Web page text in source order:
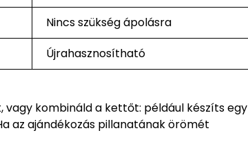
Nincs szükség ápolásra
Újrahasznosítható
vagy kombináld a kettőt: például készíts egy
az ajándékozás pillanatának örömét